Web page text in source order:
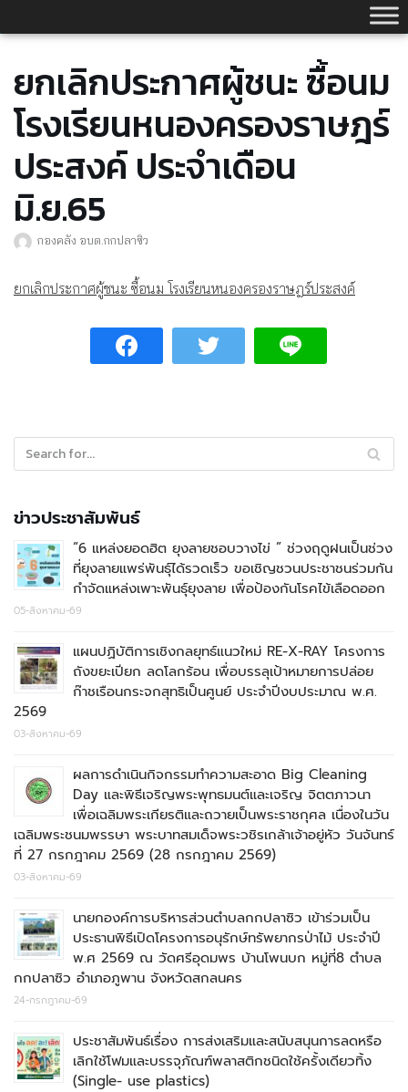
to
ยกเลิกประกาศผู้ชนะ ซื้อนม
โรงเรียนหนองครองราษฎร์
ประสงค์ ประจำเดือน
มิ.ย.65
กองคลัง อบต.กกปลาซิว
ยกเลิกประกาศผู้ชนะ ซื้อนม โรงเรียนหนองครองราษฎร์ประสงค์
ข่าวประชาสัมพันธ์
“6 แหล่งยอดฮิต ยุงลายชอบวางไข่ ” ช่วงฤดูฝนเป็นช่วง
ที่ยุงลายแพร่พันธุ์ได้รวดเร็ว ขอเชิญชวนประชาชนร่วมกัน
กำจัดแหล่งเพาะพันธุ์ยุงลาย เพื่อป้องกันโรคไข้เลือดออก
05-สิงหาคม-69
แผนปฏิบัติการเชิงกลยุทธ์แนวใหม่ RE-X-RAY โครงการ
ถังขยะเปียก ลดโลกร้อน เพื่อบรรลุเป้าหมายการปล่อย
ก๊าชเรือนกระจกสุทธิเป็นศูนย์ ประจำปีงบประมาณ พ.ศ.
2569
03-สิงหาคม-69
ผลการดำเนินกิจกรรมทำความสะอาด Big Cleaning
Day และพิธีเจริญพระพุทธมนต์และเจริญ จิตตภาวนา
เพื่อเฉลิมพระเกียรติและถวายเป็นพระราชกุศล เนื่องในวัน
เฉลิมพระชนมพรรษา พระบาทสมเด็จพระวชิรเกล้าเจ้าอยู่หัว วันจันทร์
ที่ 27 กรกฎาคม 2569 (28 กรกฎาคม 2569)
03-สิงหาคม-69
นายกองค์การบริหารส่วนตำบลกกปลาซิว เข้าร่วมเป็น
ประธานพิธีเปิดโครงการอนุรักษ์ทรัพยากรป่าไม้ ประจำปี
พ.ศ 2569 ณ วัดศรีอุดมพร บ้านโพนบก หมู่ที่8 ตำบล
กกปลาซิว อำเภอภูพาน จังหวัดสกลนคร
24-กรกฎาคม-69
ประชาสัมพันธ์เรื่อง การส่งเสริมและสนับสนุนการลดหรือ
เลิกใช้โฟมและบรรจุภัณฑ์พลาสติกชนิดใช้ครั้งเดียวทิ้ง
(Single- use plastics)